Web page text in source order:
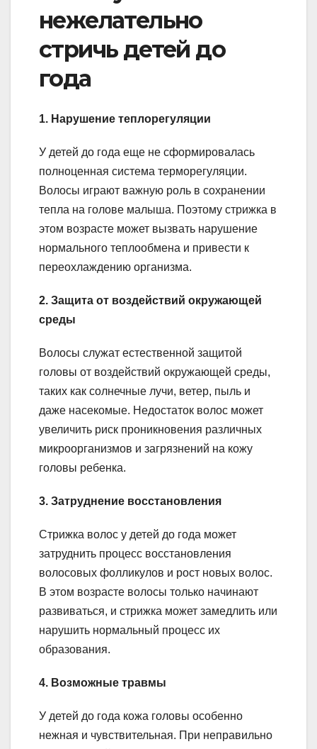
нежелательно
стричь детей до
года
1. Нарушение теплорегуляции
У детей до года еще не сформировалась
полноценная система терморегуляции.
Волосы играют важную роль в сохранении
тепла на голове малыша. Поэтому стрижка в
этом возрасте может вызвать нарушение
нормального теплообмена и привести к
переохлаждению организма.
2. Защита от воздействий окружающей
среды
Волосы служат естественной защитой
головы от воздействий окружающей среды,
таких как солнечные лучи, ветер, пыль и
даже насекомые. Недостаток волос может
увеличить риск проникновения различных
микроорганизмов и загрязнений на кожу
головы ребенка.
3. Затруднение восстановления
Стрижка волос у детей до года может
затруднить процесс восстановления
волосовых фолликулов и рост новых волос.
В этом возрасте волосы только начинают
развиваться, и стрижка может замедлить или
нарушить нормальный процесс их
образования.
4. Возможные травмы
У детей до года кожа головы особенно
нежная и чувствительная. При неправильно